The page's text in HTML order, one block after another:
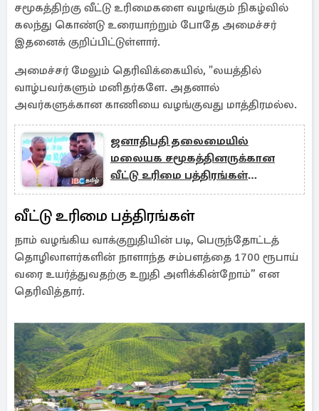
சமூகத்திற்கு வீட்டு உரிமைகளை வழங்கும் நிகழ்வில்
கலந்து கொண்டு உரையாற்றும் போதே அமைச்சர்
இதனைக் குறிப்பிட்டுள்ளார்.
அமைச்சர் மேலும் தெரிவிக்கையில், "லயத்தில்
வாழ்பவர்களும் மனிதர்களே. அதனால்
அவர்களுக்கான காணியை வழங்குவது மாத்திரமல்ல.
ஜனாதிபதி தலைமையில்
மலையக சமூகத்தினருக்கான
வீட்டு உரிமை பத்திரங்கள்
வழங்கும் நிகழ்வு!
வீட்டு உரிமை பத்திரங்கள்
நாம் வழங்கிய வாக்குறுதியின் படி, பெருந்தோட்டத்
தொழிலாளர்களின் நாளாந்த சம்பளத்தை 1700 ரூபாய்
வரை உயர்த்துவதற்கு உறுதி அளிக்கின்றோம்” என
தெரிவித்தார்.